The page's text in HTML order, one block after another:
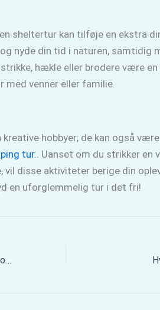
sheltertur kan tilføje en ekstra
nyde din tid i naturen, samtidig
hækle eller brodere være
med venner eller familie.
hobbyer; de kan også
tur.. Uanset om du strikker en
disse aktiviteter berige din
en uforglemmelig tur i det fri!
Sådan her strikker du din egen kaffekopholder: En trin-for-trin guide